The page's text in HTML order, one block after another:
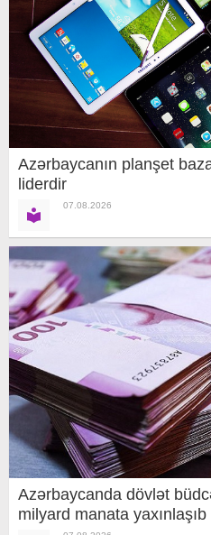
Azərbaycanın planşet
liderdir
07.08.2026
Azərbaycanda dövlət
milyard manata yaxınlaşıb